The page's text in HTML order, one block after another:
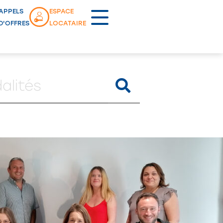
ESPACE
LOCATAIRE
Lancement commercial
RECHERCHER